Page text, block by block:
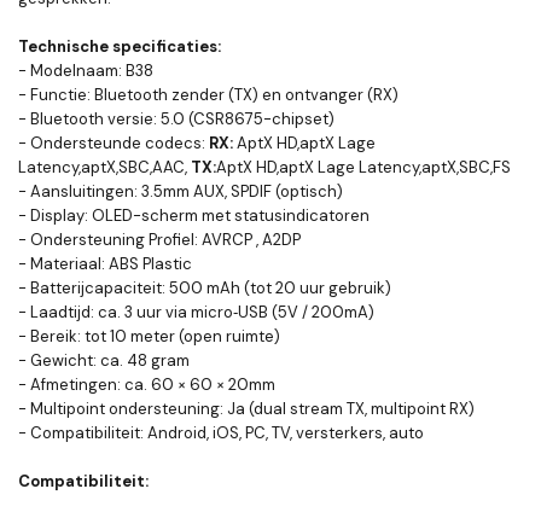
Technische specificaties:
- Modelnaam: B38
- Functie: Bluetooth zender (TX) en ontvanger (RX)
- Bluetooth versie: 5.0 (CSR8675-chipset)
- Ondersteunde codecs: RX:AptX HD,aptX Lage
Latency,aptX,SBC,AAC, TX:AptX HD,aptX Lage Latency,aptX,SBC,FS
- Aansluitingen: 3.5mm AUX, SPDIF (optisch)
- Display: OLED-scherm met statusindicatoren
- Ondersteuning Profiel: AVRCP , A2DP
- Materiaal: ABS Plastic
- Batterijcapaciteit: 500 mAh (tot 20 uur gebruik)
- Laadtijd: ca. 3 uur via micro‑USB (5V / 200mA)
- Bereik: tot 10 meter (open ruimte)
- Gewicht: ca. 48 gram
- Afmetingen: ca. 60 × 60 × 20mm
- Multipoint ondersteuning: Ja (dual stream TX, multipoint RX)
- Compatibiliteit: Android, iOS, PC, TV, versterkers, auto
Compatibiliteit: